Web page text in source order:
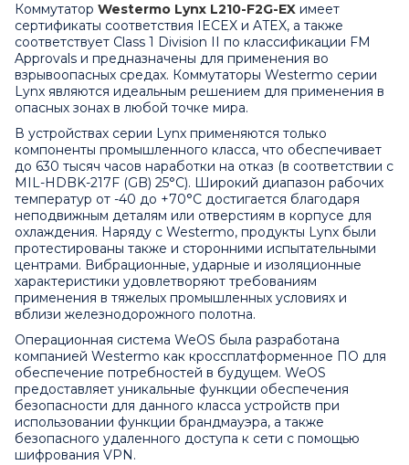
Коммутатор Westermo Lynx L210-F2G-EX имеет
сертификаты соответствия IECEX и ATEX, а также
соответствует Class 1 Division II по классификации FM
Approvals и предназначены для применения во
взрывоопасных средах. Коммутаторы Westermo серии
Lynx являются идеальным решением для применения в
опасных зонах в любой точке мира.
В устройствах серии Lynx применяются только
компоненты промышленного класса, что обеспечивает
до 630 тысяч часов наработки на отказ (в соответствии с
MIL-HDBK-217F (GB) 25°С). Широкий диапазон рабочих
температур от -40 до +70°C достигается благодаря
неподвижным деталям или отверстиям в корпусе для
охлаждения. Наряду с Westermo, продукты Lynx были
протестированы также и сторонними испытательными
центрами. Вибрационные, ударные и изоляционные
характеристики удовлетворяют требованиям
применения в тяжелых промышленных условиях и
вблизи железнодорожного полотна.
Операционная система WeOS была разработана
компанией Westermo как кроссплатформенное ПО для
обеспечение потребностей в будущем. WeOS
предоставляет уникальные функции обеспечения
безопасности для данного класса устройств при
использовании функции брандмауэра, а также
безопасного удаленного доступа к сети с помощью
шифрования VPN.